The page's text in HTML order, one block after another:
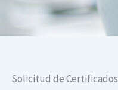
Solicitud de